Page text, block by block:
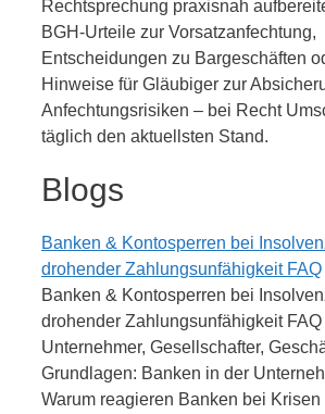
Rechtsprechung praxisnah
BGH-Urteile zur Vorsatzanfechtung,
Entscheidungen zu Bargeschäften
Hinweise für Gläubiger zur
Anfechtungsrisiken – bei Recht
täglich den aktuellsten Stand.
Blogs
Banken & Kontosperren bei
drohender Zahlungsunfähigkeit FAQ
Banken & Kontosperren bei
drohender Zahlungsunfähigkeit FAQ
Unternehmer, Gesellschafter,
Grundlagen: Banken in der
Warum reagieren Banken bei